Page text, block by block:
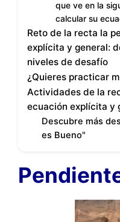
que ve en la
calcular su
Reto de la recta la
explícita y general:
niveles de desafío
¿Quieres practicar
Actividades de la
ecuación explícita y
Descubre más
es Bueno"